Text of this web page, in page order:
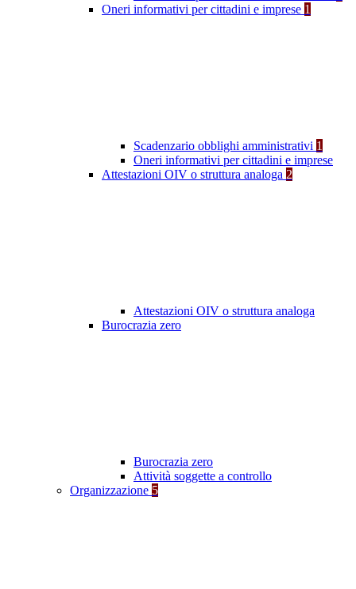
Oneri informativi per cittadini e imprese 1
Scadenzario obblighi amministrativi 1
Oneri informativi per cittadini e imprese
Attestazioni OIV o struttura analoga 2
Attestazioni OIV o struttura analoga
Burocrazia zero
Burocrazia zero
Attività soggette a controllo
Organizzazione 5